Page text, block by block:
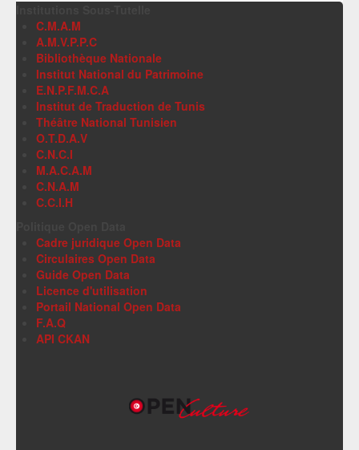
C.M.A.M
A.M.V.P.P.C
Bibliothèque Nationale
Institut National du Patrimoine
E.N.P.F.M.C.A
Institut de Traduction de Tunis
Théâtre National Tunisien
O.T.D.A.V
C.N.C.I
M.A.C.A.M
C.N.A.M
C.C.I.H
Cadre juridique Open Data
Circulaires Open Data
Guide Open Data
Licence d'utilisation
Portail National Open Data
F.A.Q
API CKAN